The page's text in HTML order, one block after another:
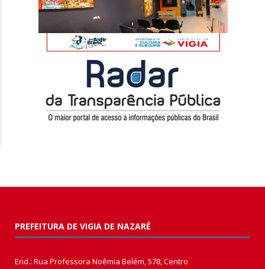
PREFEITURA DE VIGIA DE NAZARÉ
End.: Rua Professora Noêmia Belém, 578, Centro